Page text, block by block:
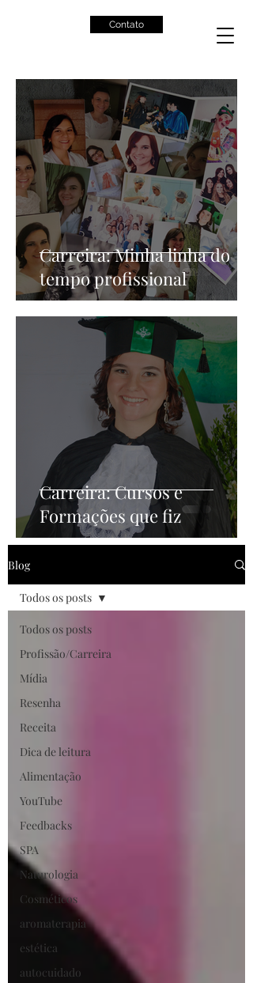
Contato
Carreira: Minha linha do
tempo profissional
Carreira: Cursos e
Formações que fiz
Blog
Todos os posts
Profissão/Carreira
Mídia
Resenha
Receita
Dica de leitura
Alimentação
YouTube
Feedbacks
SPA
Naturologia
Cosméticos
aromaterapia
estética
autocuidado
Todos os posts